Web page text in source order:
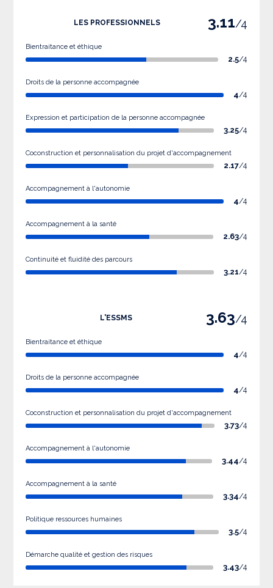
LES PROFESSIONNELS 3.11/4
Bientraitance et éthique
2.5/4
Droits de la personne accompagnée
4/4
Expression et participation de la personne accompagnée
3.25/4
Coconstruction et personnalisation du projet d'accompagnement
2.17/4
Accompagnement à l'autonomie
4/4
Accompagnement à la santé
2.63/4
Continuité et fluidité des parcours
3.21/4
L'ESSMS 3.63/4
Bientraitance et éthique
4/4
Droits de la personne accompagnée
4/4
Coconstruction et personnalisation du projet d'accompagnement
3.73/4
Accompagnement à l'autonomie
3.44/4
Accompagnement à la santé
3.34/4
Politique ressources humaines
3.5/4
Démarche qualité et gestion des risques
3.43/4